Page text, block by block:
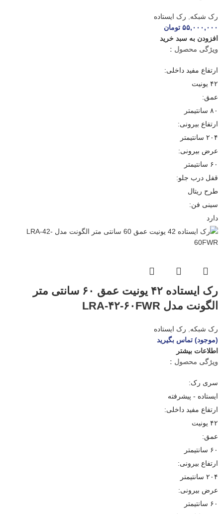
رک شبکه
رک ایستاده
۵۵,۰۰۰,۰۰۰ تومان
افزودن به سبد خرید
ویژگی محصول :
ارتفاع مفید داخلی:
۴۲ یونیت
عمق:
۸۰ سانتیمتر
ارتفاع بیرونی:
۲۰۴ سانتیمتر
عرض بیرونی:
۶۰ سانتیمتر
قفل درب جلو:
طرح ریتال
سینی فن:
دارد
رک ایستاده ۴۲ یونیت عمق ۶۰ سانتی متر
الگونت مدل LRA-۴۲-۶۰FWR
رک شبکه
رک ایستاده
(موجود) تماس بگیرید
اطلاعات بیشتر
ویژگی محصول :
سری رک:
ایستاده - پیشرفته
ارتفاع مفید داخلی:
۴۲ یونیت
عمق:
۶۰ سانتیمتر
ارتفاع بیرونی:
۲۰۴ سانتیمتر
عرض بیرونی:
۶۰ سانتیمتر